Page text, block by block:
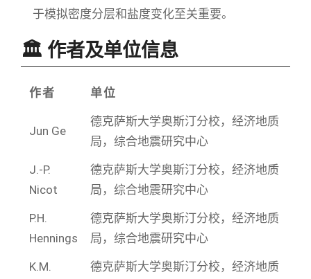
于模拟密度分层和盐度变化至关重要。
🏛️ 作者及单位信息
作者 单位
Jun Ge
德克萨斯大学奥斯汀分校，经济地质
局，综合地震研究中心
J.-P.
Nicot
德克萨斯大学奥斯汀分校，经济地质
局，综合地震研究中心
P.H.
Hennings
德克萨斯大学奥斯汀分校，经济地质
局，综合地震研究中心
K.M.
德克萨斯大学奥斯汀分校，经济地质